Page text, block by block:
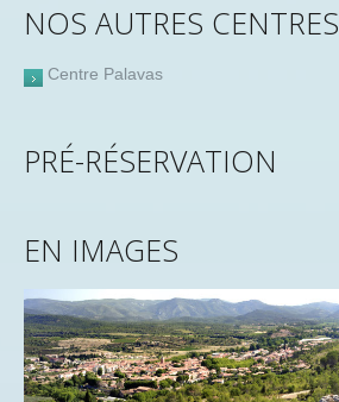
NOS AUTRES CENTRES
Centre Palavas
PRÉ-RÉSERVATION
EN IMAGES